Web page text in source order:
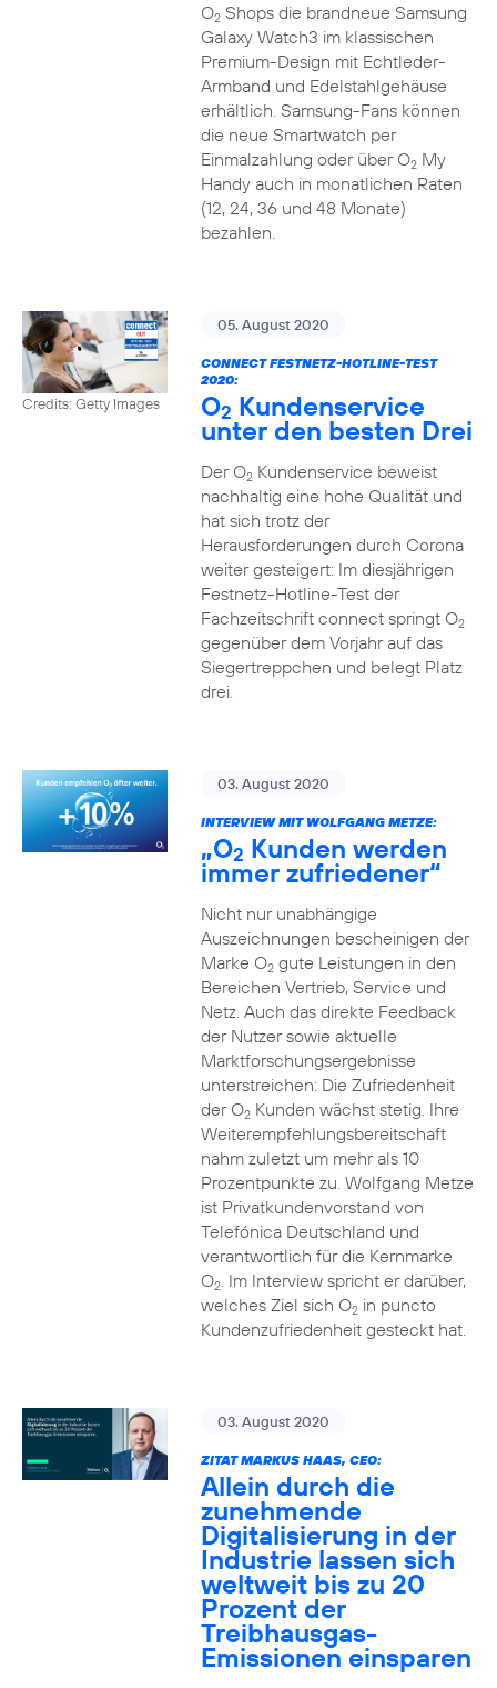
O2Shops die brandneue Samsung
Galaxy Watch3 im klassischen
Premium-Design mit Echtleder-
Armband und Edelstahlgehäuse
erhältlich. Samsung-Fans können
die neue Smartwatch per
Einmalzahlung oder über O2My
Handy auch in monatlichen Raten
(12, 24, 36 und 48 Monate)
bezahlen.
Credits: Getty Images
05. August 2020
CONNECT FESTNETZ-HOTLINE-TEST
2020:
O2 Kundenservice
unter den besten Drei
Der O2Kundenservice beweist
nachhaltig eine hohe Qualität und
hat sich trotz der
Herausforderungen durch Corona
weiter gesteigert: Im diesjährigen
Festnetz-Hotline-Test der
Fachzeitschrift connect springt O2
gegenüber dem Vorjahr auf das
Siegertreppchen und belegt Platz
drei.
03. August 2020
INTERVIEW MIT WOLFGANG METZE:
„O2 Kunden werden
immer zufriedener“
Nicht nur unabhängige
Auszeichnungen bescheinigen der
Marke O2gute Leistungen in den
Bereichen Vertrieb, Service und
Netz. Auch das direkte Feedback
der Nutzer sowie aktuelle
Marktforschungsergebnisse
unterstreichen: Die Zufriedenheit
der O2Kunden wächst stetig. Ihre
Weiterempfehlungsbereitschaft
nahm zuletzt um mehr als 10
Prozentpunkte zu. Wolfgang Metze
ist Privatkundenvorstand von
Telefónica Deutschland und
verantwortlich für die Kernmarke
O2. Im Interview spricht er darüber,
welches Ziel sich O2in puncto
Kundenzufriedenheit gesteckt hat.
03. August 2020
ZITAT MARKUS HAAS, CEO:
Allein durch die
zunehmende
Digitalisierung in der
Industrie lassen sich
weltweit bis zu 20
Prozent der
Treibhausgas-
Emissionen einsparen